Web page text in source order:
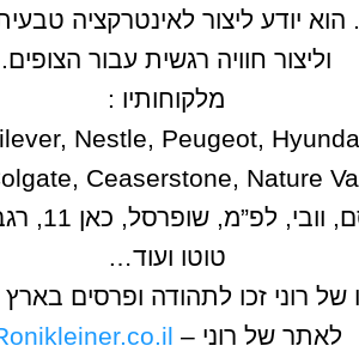
יודע ליצור לאינטרקציה
וליצור חוויה רגשית עבור הצופים.
מלקוחותיו :
Nestle, Peugeot,
Ceaserstone, Nature
בנק
טוטו ועוד…
של רוני זכו לתהודה ופרסים בארץ
לאתר של רוני –